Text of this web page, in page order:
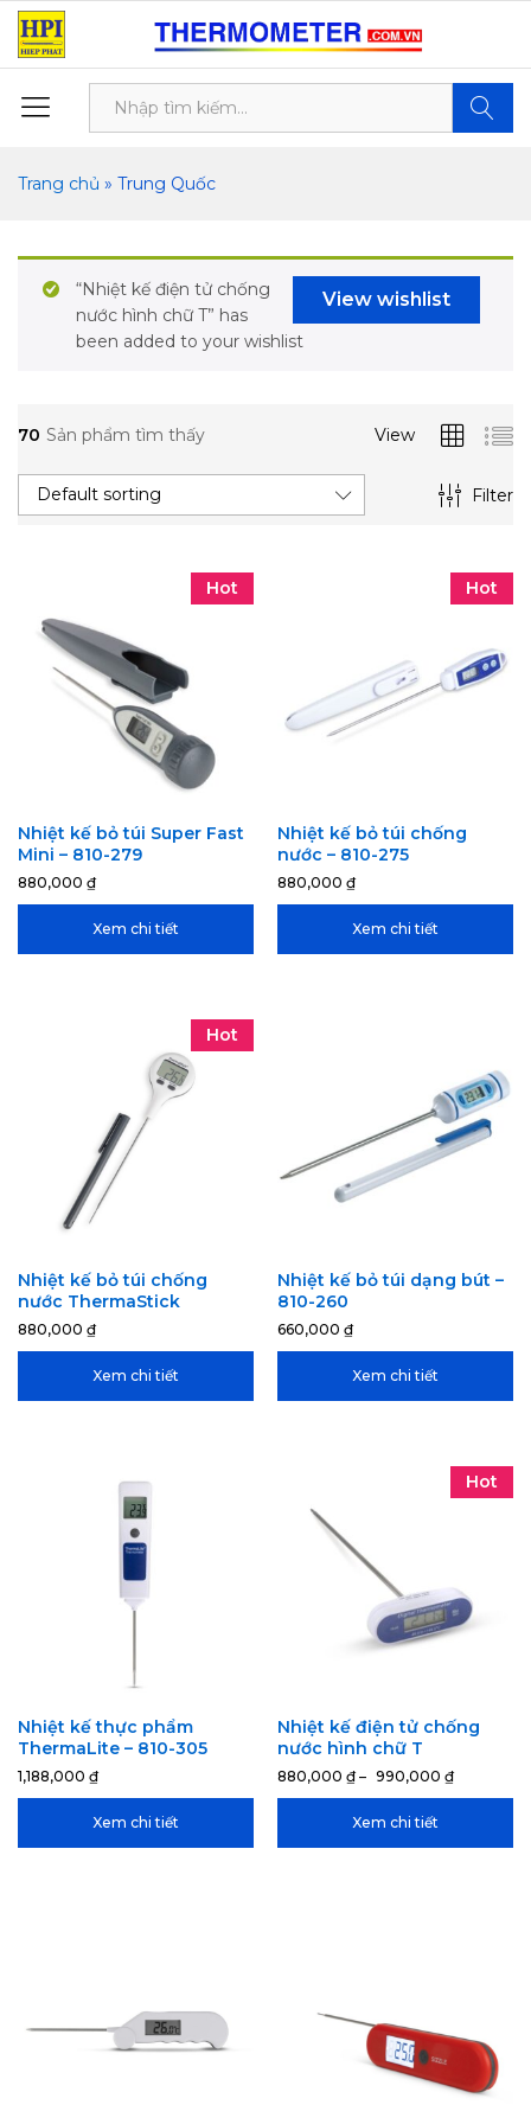
Trang chủ » Trung Quốc
View wishlist
“Nhiệt kế điện tử chống
nước hình chữ T” has
been added to your wishlist
70 Sản phẩm tìm thấy View
Filter
Default sorting
Hot
Nhiệt kế bỏ túi Super Fast
Mini – 810-279
880,000 ₫
Xem chi tiết
Hot
Nhiệt kế bỏ túi chống
nước – 810-275
880,000 ₫
Xem chi tiết
Hot
Nhiệt kế bỏ túi chống
nước ThermaStick
880,000 ₫
Xem chi tiết
Nhiệt kế bỏ túi dạng bút –
810-260
660,000 ₫
Xem chi tiết
Nhiệt kế thực phẩm
ThermaLite – 810-305
1,188,000 ₫
Xem chi tiết
Hot
Nhiệt kế điện tử chống
nước hình chữ T
880,000 ₫– 990,000 ₫
Xem chi tiết